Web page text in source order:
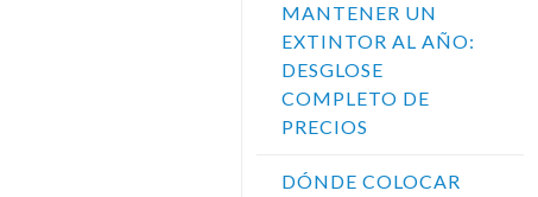
MANTENER UN
EXTINTOR AL AÑO:
DESGLOSE
COMPLETO DE
PRECIOS
DÓNDE COLOCAR